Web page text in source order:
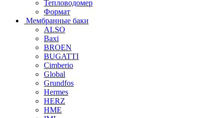
Тепловодомер
Формат
Мембранные баки
ALSO
Baxi
BROEN
BUGATTI
Cimberio
Global
Grundfos
Hermes
HERZ
HME